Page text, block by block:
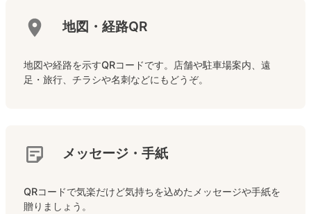
地図・経路QR
地図や経路を示すQRコードです。店舗や駐車場案内、遠
足・旅行、チラシや名刺などにもどうぞ。
メッセージ・手紙
QRコードで気楽だけど気持ちを込めたメッセージや手紙を
贈りましょう。